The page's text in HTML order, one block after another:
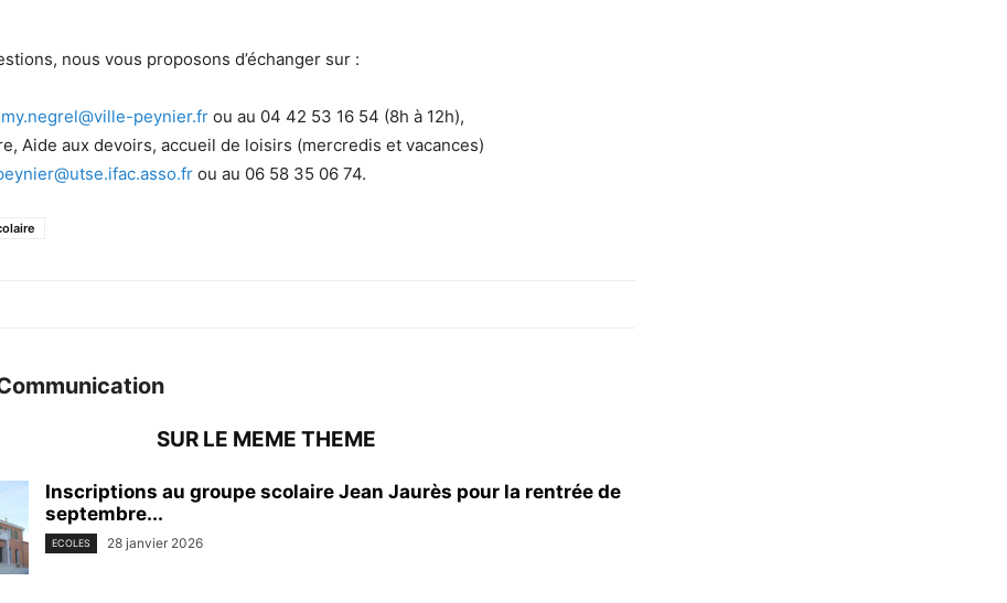
nous vous proposons d’échanger sur :
peynier.fr ou au 04 42 53 16 54 (8h à 12h),
Aide aux devoirs, accueil de loisirs (mercredis et vacances)
ou au 06 58 35 06 74.
SUR LE MEME THEME
Inscriptions au groupe scolaire Jean Jaurès pour la rentrée de
septembre...
ECOLES 28 janvier 2026